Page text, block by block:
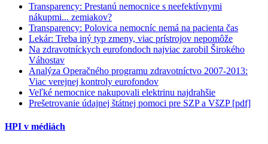
Transparency: Prestanú nemocnice s neefektívnymi
nákupmi... zemiakov?
Transparency: Polovica nemocníc nemá na pacienta čas
Lekár: Treba iný typ zmeny, viac prístrojov nepomôže
Na zdravotníckych eurofondoch najviac zarobil Širokého
Váhostav
Analýza Operačného programu zdravotníctvo 2007-2013:
Viac verejnej kontroly eurofondov
Veľké nemocnice nakupovali elektrinu najdrahšie
Prešetrovanie údajnej štátnej pomoci pre SZP a VšZP [pdf]
HPI v médiách